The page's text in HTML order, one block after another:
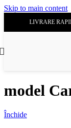
Skip to main content
LIVRARE
model
Închide